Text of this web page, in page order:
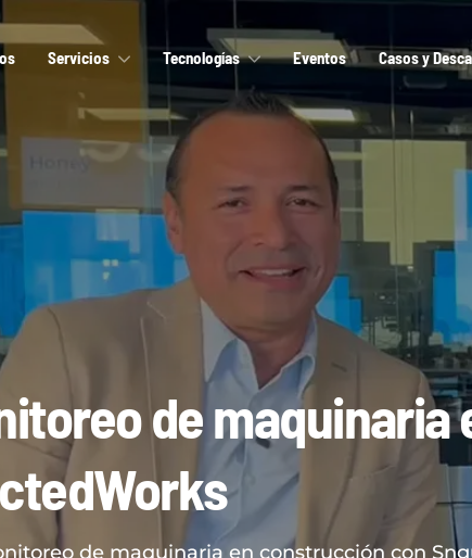
Servicios Tecnologías Eventos Casos y
de
de maquinaria en construcción con